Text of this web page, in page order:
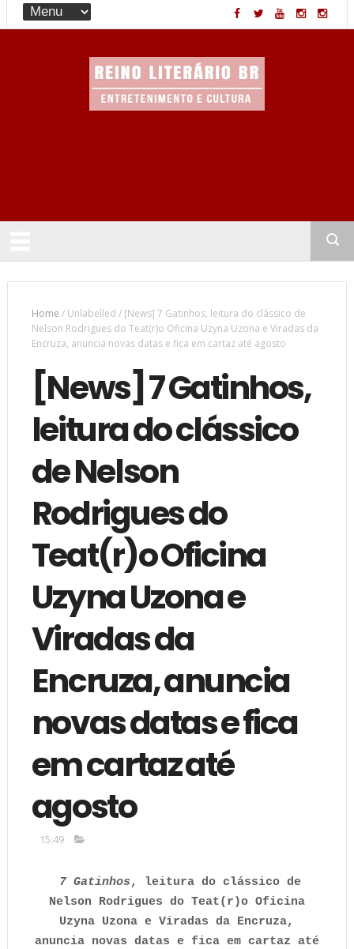
Home /Unlabelled / [News] 7 Gatinhos, leitura do clássico de
Nelson Rodrigues do Teat(r)o Oficina Uzyna Uzona e Viradas da
Encruza, anuncia novas datas e fica em cartaz até agosto
[News] 7 Gatinhos,
leitura do clássico
de Nelson
Rodrigues do
Teat(r)o Oficina
Uzyna Uzona e
Viradas da
Encruza, anuncia
novas datas e fica
em cartaz até
agosto
15:49
7 Gatinhos, leitura do clássico de
Nelson Rodrigues do Teat(r)o Oficina
Uzyna Uzona e Viradas da Encruza,
anuncia novas datas e fica em cartaz até